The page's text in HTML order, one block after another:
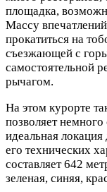
площадка,
Массу
прокатиться на
съезжающей с
самостоятельной
рычагом.
На этом курорте
позволяет
идеальная
его технических
составляет 642
зеленая, синяя,